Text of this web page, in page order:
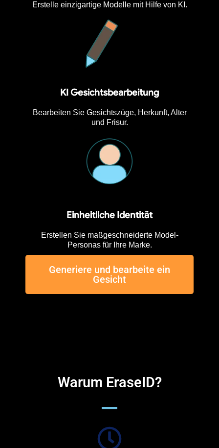
Erstelle einzigartige Modelle mit Hilfe von KI.
KI Gesichtsbearbeitung
Bearbeiten Sie Gesichtszüge, Herkunft, Alter
und Frisur.
Einheitliche Identität
Erstellen Sie maßgeschneiderte Model-
Personas für Ihre Marke.
Generiere und bearbeite ein
Gesicht
Warum EraseID?